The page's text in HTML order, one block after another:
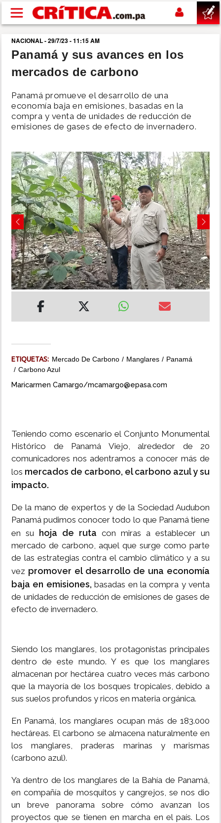
Pasar al contenido principal
buscar
SUCESOS
NACIONAL
POLÍTICA
SHOW
DEPORTES
MUNDO
INSÓLITAS
MULTIMEDIA
NACIONAL - 29/7/23 - 11:15 AM
Panamá y sus avances en los
mercados de carbono
Panamá promueve el desarrollo de una
economía baja en emisiones, basadas en la
compra y venta de unidades de reducción de
emisiones de gases de efecto de invernadero.
Previous Next
ETIQUETAS: Mercado De Carbono Manglares
Panamá
Carbono Azul
Maricarmen Camargo/mcamargo@epasa.com
Teniendo como escenario el Conjunto Monumental
Histórico de Panamá Viejo, alrededor de 20
comunicadores nos adentramos a conocer más de
los mercados de carbono, el carbono azul y su
impacto.
De la mano de expertos y de la Sociedad Audubon
Panamá pudimos conocer todo lo que Panamá tiene
en su
hoja de ruta con miras a establecer un
mercado de carbono, aquel que surge como parte
de las estrategias contra el cambio climático y a su
vez promover el desarrollo de una economía
baja en emisiones,basadas en la compra y venta
de unidades de reducción de emisiones de gases de
efecto de invernadero.
Siendo los manglares, los protagonistas principales
dentro de este mundo. Y es que los manglares
almacenan por hectárea cuatro veces más carbono
que la mayoría de los bosques tropicales, debido a
sus suelos profundos y ricos en materia orgánica.
En Panamá, los manglares ocupan más de 183.000
hectáreas. El carbono se almacena naturalmente en
los manglares, praderas marinas y marismas
(carbono azul).
Ya dentro de los manglares de la Bahía de Panamá,
en compañía de mosquitos y cangrejos, se nos dio
un breve panorama sobre cómo avanzan los
proyectos que se tienen en marcha en el país. Los